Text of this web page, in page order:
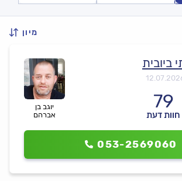
מיון
יוגב בן
אברהם
ביובית
79
חוות דעת
053-2569060